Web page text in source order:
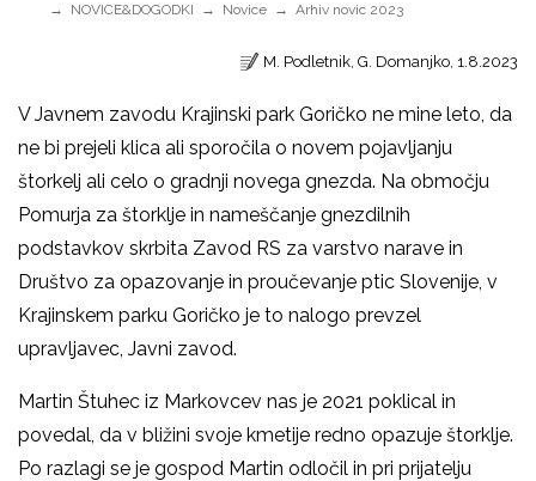
NOVICE&DOGODKI Novice Arhiv novic 2023
M. Podletnik, G. Domanjko, 1.8.2023
V Javnem zavodu Krajinski park Goričko ne mine leto, da
ne bi prejeli klica ali sporočila o novem pojavljanju
štorkelj ali celo o gradnji novega gnezda. Na območju
Pomurja za štorklje in nameščanje gnezdilnih
podstavkov skrbita Zavod RS za varstvo narave in
Društvo za opazovanje in proučevanje ptic Slovenije, v
Krajinskem parku Goričko je to nalogo prevzel
upravljavec, Javni zavod.
Martin Štuhec iz Markovcev nas je 2021 poklical in
povedal, da v bližini svoje kmetije redno opazuje štorklje.
Po razlagi se je gospod Martin odločil in pri prijatelju